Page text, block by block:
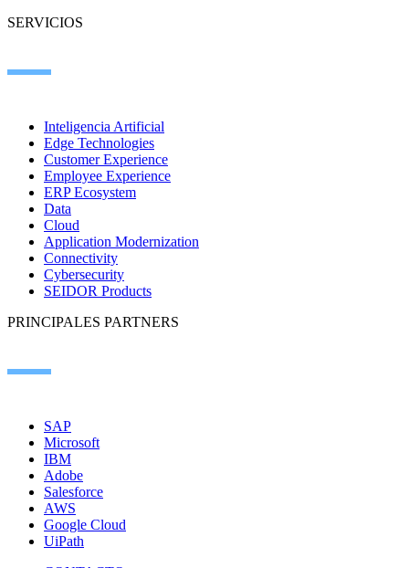
SERVICIOS
Inteligencia Artificial
Edge Technologies
Customer Experience
Employee Experience
ERP Ecosystem
Data
Cloud
Application Modernization
Connectivity
Cybersecurity
SEIDOR Products
PRINCIPALES PARTNERS
SAP
Microsoft
IBM
Adobe
Salesforce
AWS
Google Cloud
UiPath